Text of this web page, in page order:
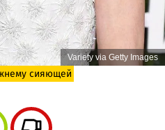
Variety via Getty Images
сияющей